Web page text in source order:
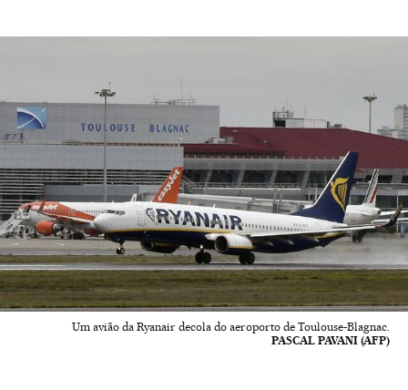
Um avião da Ryanair decola do aeroporto de Toulouse-Blagnac.
PASCAL PAVANI (AFP)